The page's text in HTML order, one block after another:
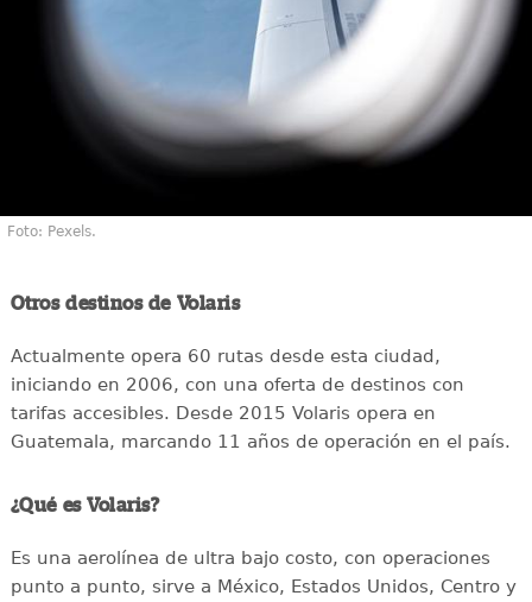
Foto: Pexels.
Otros destinos de Volaris
Actualmente opera 60 rutas desde esta ciudad,
iniciando en 2006, con una oferta de destinos con
tarifas accesibles. Desde 2015 Volaris opera en
Guatemala, marcando 11 años de operación en el país.
¿Qué es Volaris?
Es una aerolínea de ultra bajo costo, con operaciones
punto a punto, sirve a México, Estados Unidos, Centro y